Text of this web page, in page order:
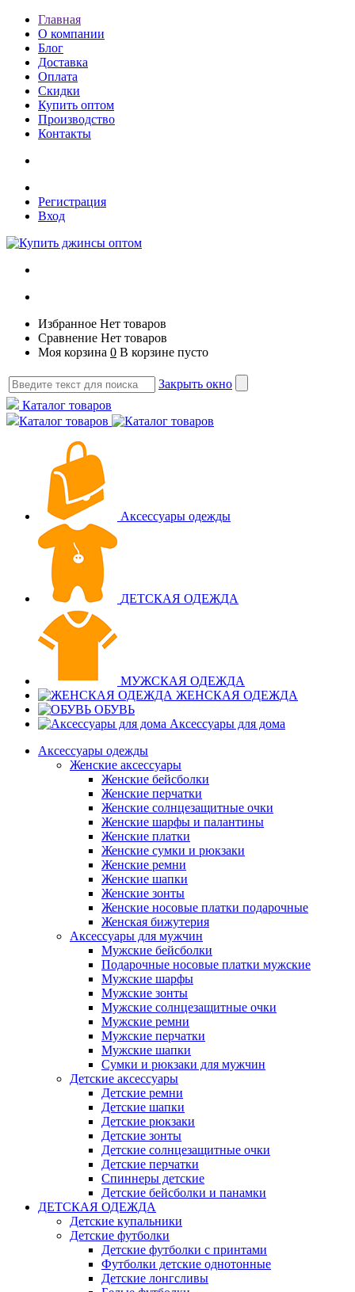
Главная
О компании
Блог
Доставка
Оплата
Скидки
Купить оптом
Производство
Контакты
Регистрация
Вход
Избранное Нет товаров
Сравнение Нет товаров
Моя корзина 0 В корзине пусто
Закрыть окно
Каталог товаров
Каталог товаров
Аксессуары одежды
ДЕТСКАЯ ОДЕЖДА
МУЖСКАЯ ОДЕЖДА
ЖЕНСКАЯ ОДЕЖДА
ОБУВЬ
Аксессуары для дома
Аксессуары одежды
Женские аксессуары
Женские бейсболки
Женские перчатки
Женские солнцезащитные очки
Женские шарфы и палантины
Женские платки
Женские сумки и рюкзаки
Женские ремни
Женские шапки
Женские зонты
Женские носовые платки подарочные
Женская бижутерия
Аксессуары для мужчин
Мужские бейсболки
Подарочные носовые платки мужские
Мужские шарфы
Мужские зонты
Мужские солнцезащитные очки
Мужские ремни
Мужские перчатки
Мужские шапки
Сумки и рюкзаки для мужчин
Детские аксессуары
Детские ремни
Детские шапки
Детские рюкзаки
Детские зонты
Детские солнцезащитные очки
Детские перчатки
Спиннеры детские
Детские бейсболки и панамки
ДЕТСКАЯ ОДЕЖДА
Детские купальники
Детские футболки
Детские футболки с принтами
Футболки детские однотонные
Детские лонгсливы